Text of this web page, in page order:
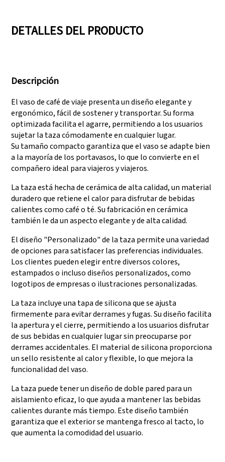
que pueden satisfacer
producción.
TARGET
DETALLES DEL PRODUCTO
Descripción
El vaso de café de viaje presenta un diseño elegante y
ergonómico, fácil de sostener y transportar. Su forma
optimizada facilita el agarre, permitiendo a los usuarios
sujetar la taza cómodamente en cualquier lugar.
Su tamaño compacto garantiza que el vaso se adapte bien
a la mayoría de los portavasos, lo que lo convierte en el
compañero ideal para viajeros y viajeros.
La taza está hecha de cerámica de alta calidad, un material
duradero que retiene el calor para disfrutar de bebidas
calientes como café o té. Su fabricación en cerámica
también le da un aspecto elegante y de alta calidad.
El diseño "Personalizado" de la taza permite una variedad
de opciones para satisfacer las preferencias individuales.
Los clientes pueden elegir entre diversos colores,
estampados o incluso diseños personalizados, como
logotipos de empresas o ilustraciones personalizadas.
La taza incluye una tapa de silicona que se ajusta
firmemente para evitar derrames y fugas. Su diseño facilita
la apertura y el cierre, permitiendo a los usuarios disfrutar
de sus bebidas en cualquier lugar sin preocuparse por
derrames accidentales. El material de silicona proporciona
un sello resistente al calor y flexible, lo que mejora la
funcionalidad del vaso.
La taza puede tener un diseño de doble pared para un
aislamiento eficaz, lo que ayuda a mantener las bebidas
calientes durante más tiempo. Este diseño también
garantiza que el exterior se mantenga fresco al tacto, lo
que aumenta la comodidad del usuario.